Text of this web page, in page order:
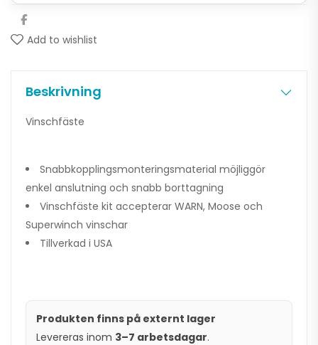
Add to wishlist
Beskrivning
Vinschfäste
Snabbkopplingsmonteringsmaterial möjliggör
enkel anslutning och snabb borttagning
Vinschfäste kit accepterar WARN, Moose och
Superwinch vinschar
Tillverkad i USA
Produkten finns på externt lager
Levereras inom 3–7 arbetsdagar.